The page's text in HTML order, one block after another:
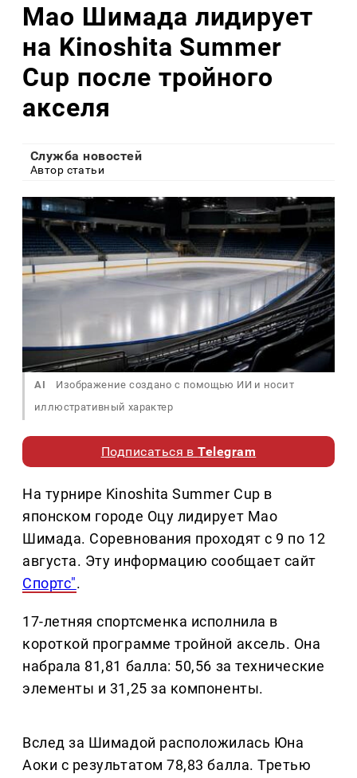
Мао Шимада лидирует
на Kinoshita Summer
Cup после тройного
акселя
Служба новостей
Автор статьи
AI
Изображение создано с помощью ИИ и носит
иллюстративный характер
Подписаться вTelegram
На турнире Kinoshita Summer Cup в
японском городе Оцу лидирует Мао
Шимада. Соревнования проходят с 9 по 12
августа. Эту информацию сообщает сайт
Спортс".
17-летняя спортсменка исполнила в
короткой программе тройной аксель. Она
набрала 81,81 балла: 50,56 за технические
элементы и 31,25 за компоненты.
Вслед за Шимадой расположилась Юна
Аоки с результатом 78,83 балла. Третью